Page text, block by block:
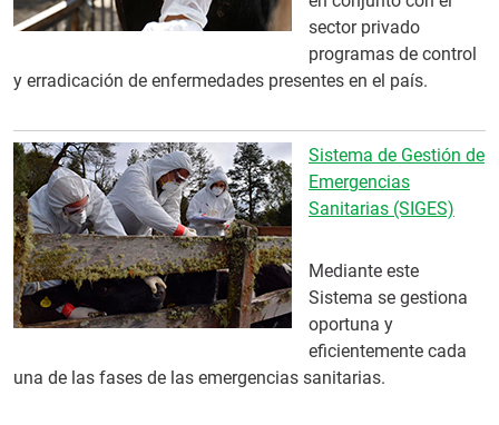
sector privado
programas de control
y erradicación de enfermedades presentes en el país.
Sistema de Gestión de
Emergencias
Sanitarias (SIGES)
Mediante este
Sistema se gestiona
oportuna y
eficientemente cada
una de las fases de las emergencias sanitarias.